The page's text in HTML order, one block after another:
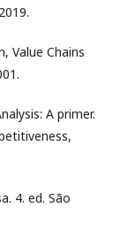
Value Chains
A primer.
4. ed. São